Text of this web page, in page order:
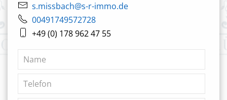
s.missbach@s-r-immo.de
00491749572728
+49 (0) 178 962 47 55